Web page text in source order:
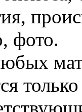
фото.